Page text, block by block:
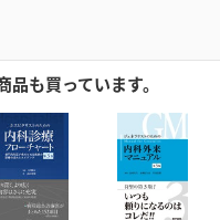
も買っています。